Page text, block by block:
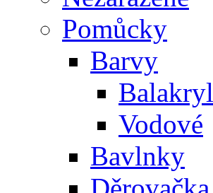
Pomůcky
Barvy
Balakryl
Vodové
Bavlnky